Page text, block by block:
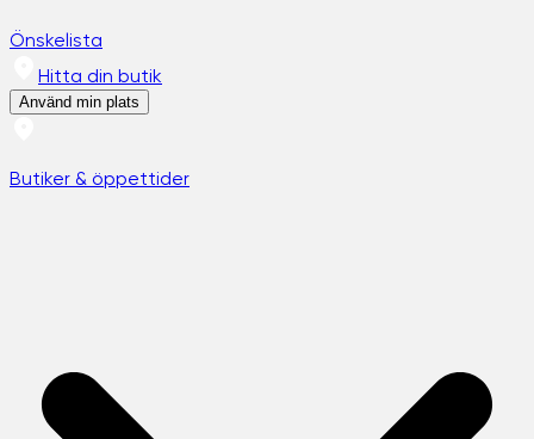
Önskelista
Hitta din butik
Använd min plats
Butiker & öppettider